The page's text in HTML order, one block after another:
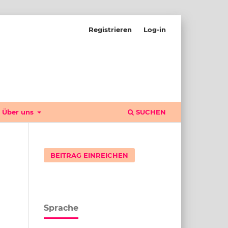
Über uns SUCHEN
Registrieren Log-in
BEITRAG EINREICHEN
Sprache